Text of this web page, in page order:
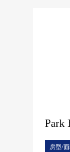
Park
房型/